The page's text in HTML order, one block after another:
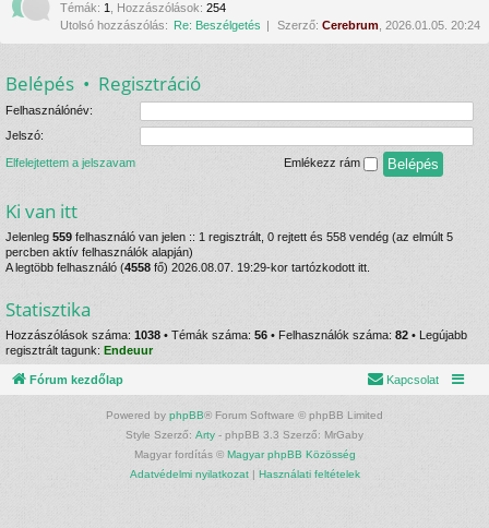
Témák: 1 Hozzászólások: 254
Utolsó hozzászólás: Re: Beszélgetés Szerző: Cerebrum , 2026.01.05. 20:24
Belépés • Regisztráció
Felhasználónév:
Jelszó:
Elfelejtettem a jelszavam Emlékezz rám
Ki van itt
Jelenleg 559 felhasználó van jelen :: 1 regisztrált, 0 rejtett és 558 vendég (az elmúlt 5
percben aktív felhasználók alapján)
A legtöbb felhasználó (4558 fő) 2026.08.07. 19:29-kor tartózkodott itt.
Statisztika
Hozzászólások száma: 1038 • Témák száma: 56 • Felhasználók száma: 82 • Legújabb
regisztrált tagunk: Endeuur
Fórum kezdőlap Kapcsolat
Powered by phpBB® Forum Software © phpBB Limited
Style Szerző: Arty - phpBB 3.3 Szerző: MrGaby
Magyar fordítás © Magyar phpBB Közösség
Adatvédelmi nyilatkozat| Használati feltételek